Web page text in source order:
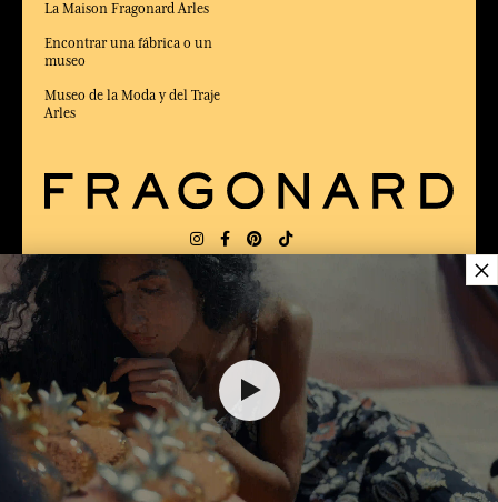
La Maison Fragonard Arles
Encontrar una fábrica o un
museo
Museo de la Moda y del Traje
Arles
ENTREGA: IDIOMA:
ELEGIDO MEJOR SITIO DE COMERCIO
en Línea 2025 por la revista Capital
×